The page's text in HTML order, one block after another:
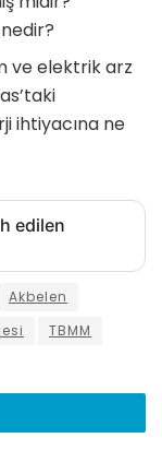
ve elektrik arz
ihtiyacına ne
edilen
Akbelen
TBMM